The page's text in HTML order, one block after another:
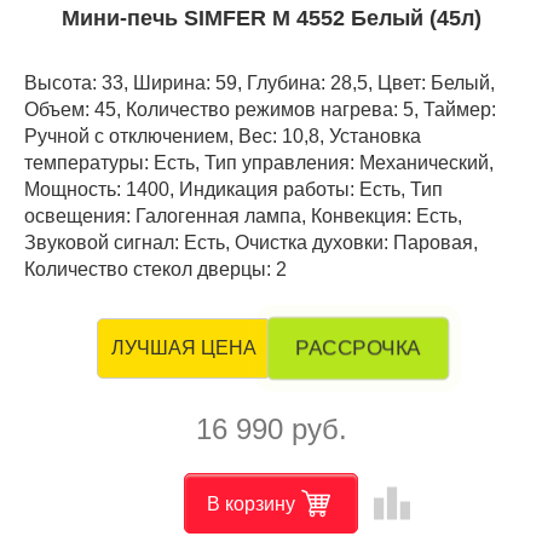
Мини-печь SIMFER M 4552 Белый (45л)
Высота: 33, Ширина: 59, Глубина: 28,5, Цвет: Белый,
Объем: 45, Количество режимов нагрева: 5, Таймер:
Ручной с отключением, Вес: 10,8, Установка
температуры: Есть, Тип управления: Механический,
Мощность: 1400, Индикация работы: Есть, Тип
освещения: Галогенная лампа, Конвекция: Есть,
Звуковой сигнал: Есть, Очистка духовки: Паровая,
Количество стекол дверцы: 2
ЛУЧШАЯ ЦЕНА РАССРОЧКА
16 990 руб.
В корзину leaderboard